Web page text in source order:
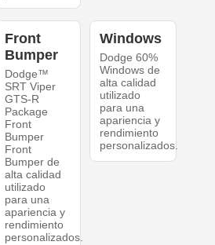
Front
Bumper
Dodge™
SRT Viper
GTS-R
Package
Front
Bumper
Front
Bumper de
alta calidad
utilizado
para una
apariencia y
rendimiento
personalizados.
Windows
Dodge 60%
Windows de
alta calidad
utilizado
para una
apariencia y
rendimiento
personalizados.